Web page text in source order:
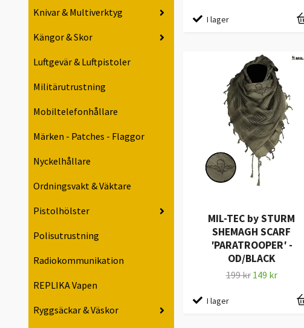
Knivar & Multiverktyg
Kängor & Skor
Luftgevär & Luftpistoler
Militärutrustning
Mobiltelefonhållare
Märken - Patches - Flaggor
Nyckelhållare
Ordningsvakt & Väktare
Pistolhölster
Polisutrustning
Radiokommunikation
REPLIKA Vapen
Ryggsäckar & Väskor
I lager
MIL-TEC by STURM
SHEMAGH SCARF
′PARATROOPER′ -
OD/BLACK
199 kr 149 kr
I lager